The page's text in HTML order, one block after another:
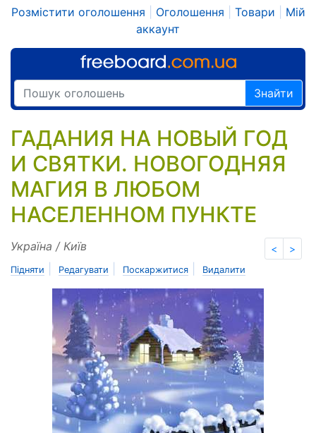
Розмістити оголошення Оголошення Товари
Мій
аккаунт
Знайти
ГАДАНИЯ НА НОВЫЙ ГОД
И СВЯТКИ. НОВОГОДНЯЯ
МАГИЯ В ЛЮБОМ
НАСЕЛЕННОМ ПУНКТЕ
< >
Україна / Київ
Підняти Редагувати Поскаржитися Видалити